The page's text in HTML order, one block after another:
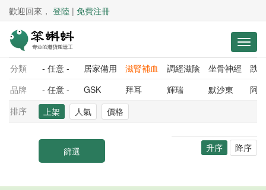
歡迎回來， 登陸 | 免費注冊
分類 - 任意 - 居家備用 滋腎補血 調經滋陰 坐骨神經
跌
品牌
- 任意 - GSK 拜耳 輝瑞 默沙東
阿
排序
上架 人氣 價格
升序 降序